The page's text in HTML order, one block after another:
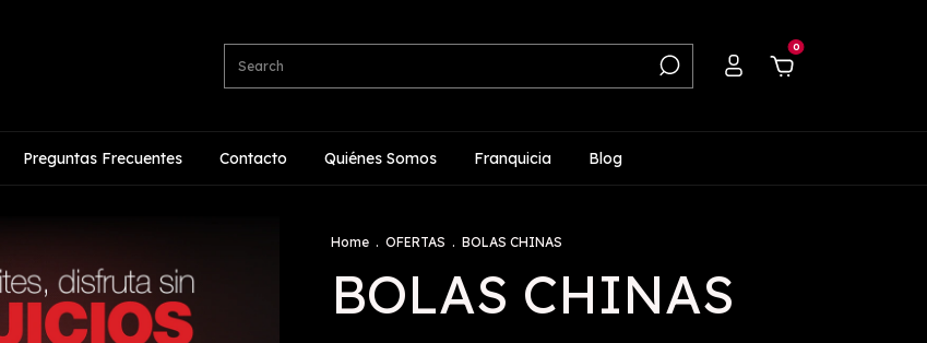
0
Preguntas Frecuentes Contacto Quiénes Somos Franquicia Blog
Home . OFERTAS . BOLAS CHINAS
BOLAS CHINAS